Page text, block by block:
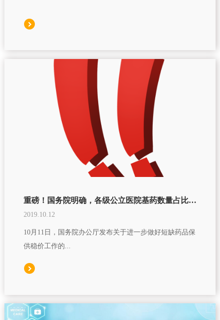
重磅！国务院明确，各级公立医院基药数量占比，不低于90%、80%、60%
2019.10.12
10月11日，国务院办公厅发布关于进一步做好短缺药品保
供稳价工作的...